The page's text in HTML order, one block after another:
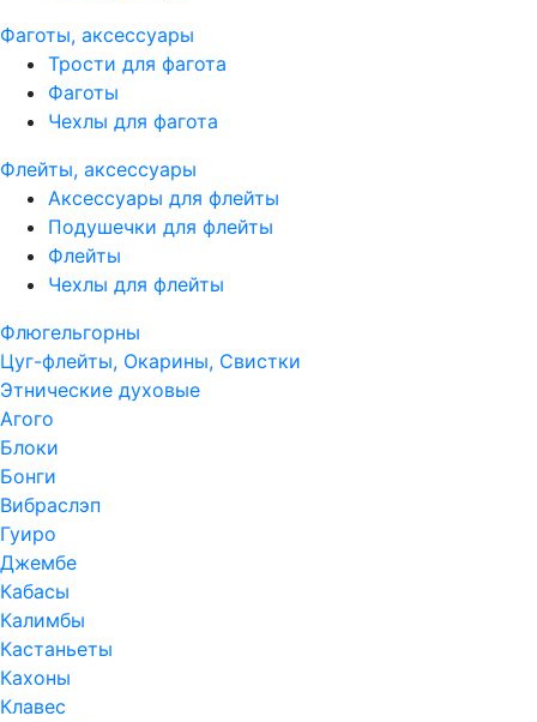
Фаготы, аксессуары
Трости для фагота
Фаготы
Чехлы для фагота
Флейты, аксессуары
Аксессуары для флейты
Подушечки для флейты
Флейты
Чехлы для флейты
Флюгельгорны
Цуг-флейты, Окарины, Свистки
Этнические духовые
Агого
Блоки
Бонги
Вибраслэп
Гуиро
Джембе
Кабасы
Калимбы
Кастаньеты
Кахоны
Клавес